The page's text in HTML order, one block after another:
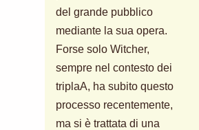
del grande pubblico
mediante la sua opera.
Forse solo Witcher,
sempre nel contesto dei
triplaA, ha subito questo
processo recentemente,
ma si è trattata di una